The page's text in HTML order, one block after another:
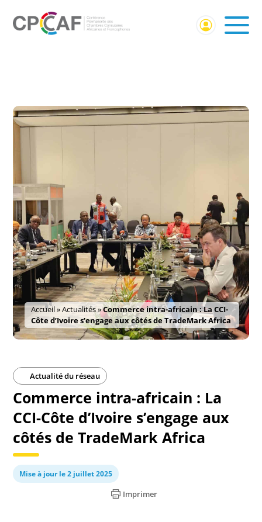
Accueil»Actualités»Commerce intra-africain : La CCI-
Côte d’Ivoire s’engage aux côtés de TradeMark Africa
Actualité du réseau
Commerce intra-africain : La
CCI-Côte d’Ivoire s’engage aux
côtés de TradeMark Africa
Mise à jour le 2 juillet 2025
Imprimer